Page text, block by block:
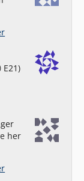
her